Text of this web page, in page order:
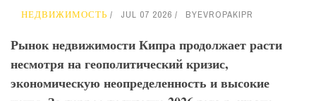
НЕДВИЖИМОСТЬ JUL 07 2026 BYEVROPAKIPR
Рынок недвижимости Кипра продолжает расти
несмотря на геополитический кризис,
экономическую неопределенность и высокие